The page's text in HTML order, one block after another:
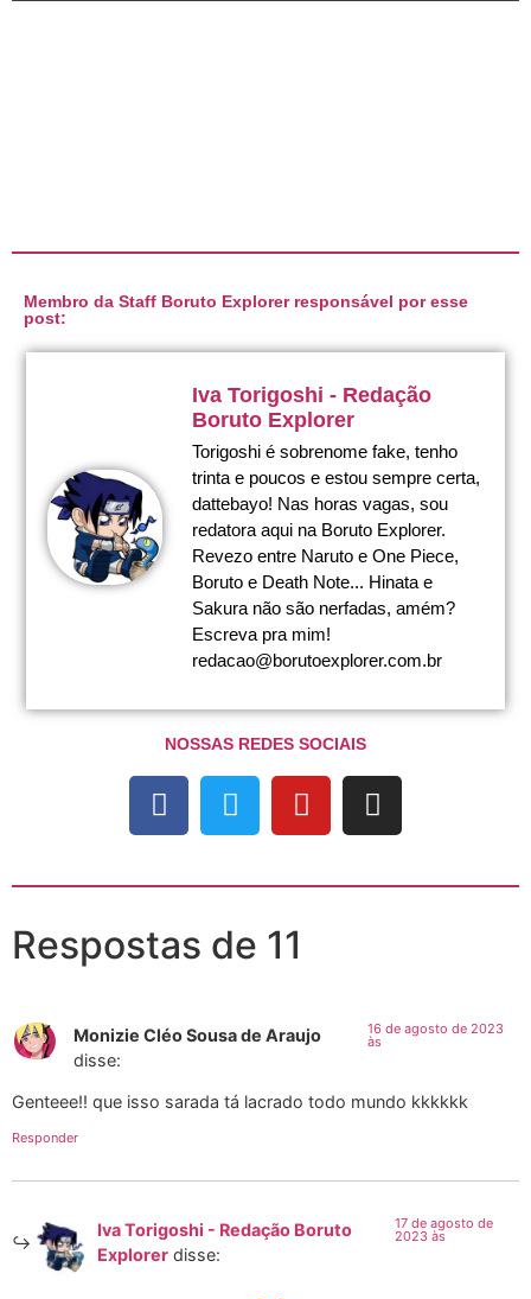
Membro da Staff Boruto Explorer responsável por esse
post:
Iva Torigoshi - Redação
Boruto Explorer
Torigoshi é sobrenome fake, tenho
trinta e poucos e estou sempre certa,
dattebayo! Nas horas vagas, sou
redatora aqui na Boruto Explorer.
Revezo entre Naruto e One Piece,
Boruto e Death Note... Hinata e
Sakura não são nerfadas, amém?
Escreva pra mim!
redacao@borutoexplorer.com.br
NOSSAS REDES SOCIAIS
Respostas de 11
Monizie Cléo Sousa de Araujo
disse:
16 de agosto de 2023
às
Genteee!! que isso sarada tá lacrado todo mundo kkkkkk
Responder
Iva Torigoshi - Redação Boruto
Explorer disse:
17 de agosto de
2023 às